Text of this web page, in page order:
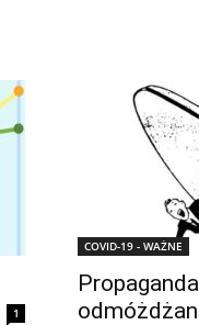
1
COVID-19 - WAŻNE